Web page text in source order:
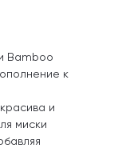
Bamboo
к
и
миски